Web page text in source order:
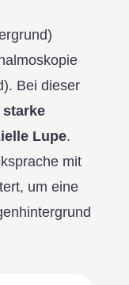
Bei dieser
starke
Lupe.
mit
um eine